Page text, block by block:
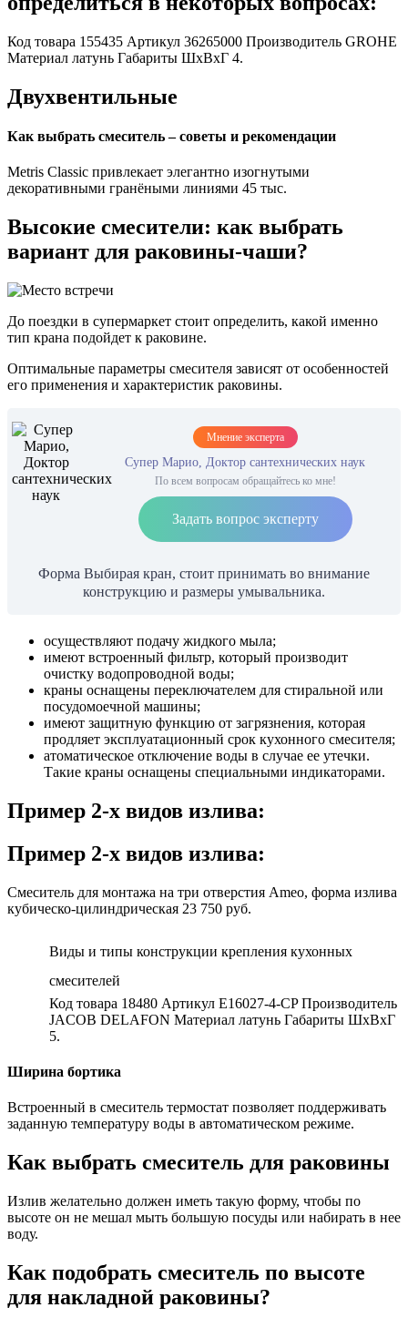
Код товара 155435 Артикул 36265000 Производитель GROHE
Материал латунь Габариты ШxВxГ 4.
Двухвентильные
Как выбрать смеситель – советы и рекомендации
Metris Classic привлекает элегантно изогнутыми
декоративными гранёными линиями 45 тыс.
Высокие смесители: как выбрать
вариант для раковины-чаши?
До поездки в супермаркет стоит определить, какой именно
тип крана подойдет к раковине.
Оптимальные параметры смесителя зависят от особенностей
его применения и характеристик раковины.
Мнение эксперта
Супер Марио, Доктор сантехнических наук
По всем вопросам обращайтесь ко мне!
Задать вопрос эксперту
Форма Выбирая кран, стоит принимать во внимание
конструкцию и размеры умывальника.
осуществляют подачу жидкого мыла;
имеют встроенный фильтр, который производит
очистку водопроводной воды;
краны оснащены переключателем для стиральной или
посудомоечной машины;
имеют защитную функцию от загрязнения, которая
продляет эксплуатационный срок кухонного смесителя;
атоматическое отключение воды в случае ее утечки.
Такие краны оснащены специальными индикаторами.
Пример 2-х видов излива:
Пример 2-х видов излива:
Смеситель для монтажа на три отверстия Ameo, форма излива
кубическо-цилиндрическая 23 750 руб.
Виды и типы конструкции крепления кухонных
смесителей
Код товара 18480 Артикул E16027-4-CP Производитель
JACOB DELAFON Материал латунь Габариты ШxВxГ
5.
Ширина бортика
Встроенный в смеситель термостат позволяет поддерживать
заданную температуру воды в автоматическом режиме.
Как выбрать смеситель для раковины
Излив желательно должен иметь такую форму, чтобы по
высоте он не мешал мыть большую посуды или набирать в нее
воду.
Как подобрать смеситель по высоте
для накладной раковины?